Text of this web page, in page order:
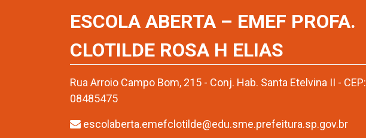
ESCOLA ABERTA – EMEF PROFA.
CLOTILDE ROSA H ELIAS
Rua Arroio Campo Bom, 215 - Conj. Hab. Santa Etelvina II - CEP:
08485475
escolaberta.emefclotilde@edu.sme.prefeitura.sp.gov.br